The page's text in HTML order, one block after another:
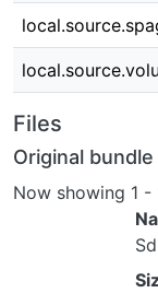
Files
Original bundle
Now showing 1 -